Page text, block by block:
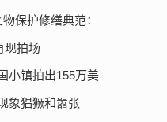
保护修缮典范：
现拍场
小镇拍出155万美
象猖獗和嚣张